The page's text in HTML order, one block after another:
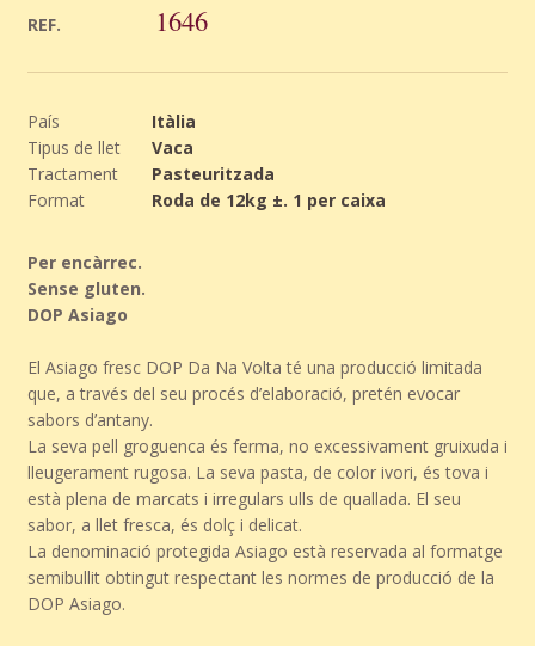
REF. 1646
País
Itàlia
Tipus de llet
Vaca
Tractament
Pasteuritzada
Format
Roda de 12kg ±. 1 per caixa
Per encàrrec.
Sense gluten.
DOP Asiago
El Asiago fresc DOP Da Na Volta té una producció limitada
que, a través del seu procés d’elaboració, pretén evocar
sabors d’antany.
La seva pell groguenca és ferma, no excessivament gruixuda i
lleugerament rugosa. La seva pasta, de color ivori, és tova i
està plena de marcats i irregulars ulls de quallada. El seu
sabor, a llet fresca, és dolç i delicat.
La denominació protegida Asiago està reservada al formatge
semibullit obtingut respectant les normes de producció de la
DOP Asiago.